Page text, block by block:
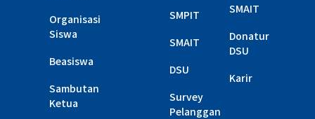
Organisasi
Siswa
Beasiswa
Sambutan
Ketua
SMPIT
SMAIT
DSU
Survey
Pelanggan
SMAIT
Donatur
DSU
Karir